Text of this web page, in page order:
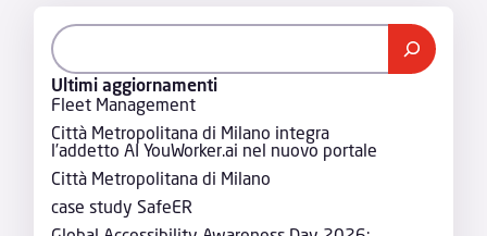
Ultimi aggiornamenti
Fleet Management
Città Metropolitana di Milano integra
l’addetto AI YouWorker.ai nel nuovo portale
Città Metropolitana di Milano
case study SafeER